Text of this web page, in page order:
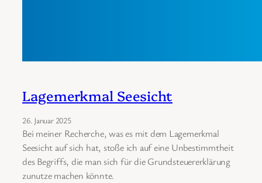
Lagemerkmal Seesicht
26. Januar 2025
Bei meiner Recherche, was es mit dem Lagemerkmal
Seesicht auf sich hat, stoße ich auf eine Unbestimmtheit
des Begriffs, die man sich für die Grundsteuererklärung
zunutze machen könnte.